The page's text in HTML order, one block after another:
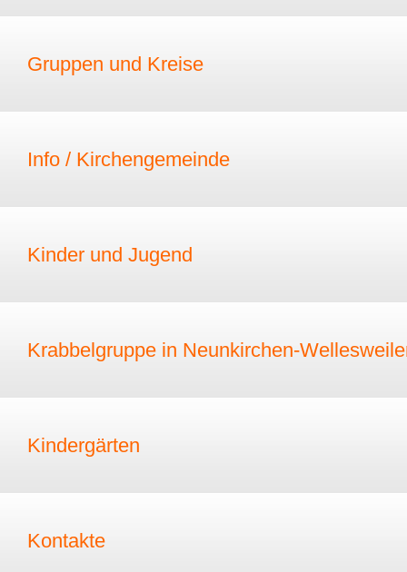
Gruppen und Kreise
Info / Kirchengemeinde
Kinder und Jugend
Krabbelgruppe in Neunkirchen-
Kindergärten
Kontakte